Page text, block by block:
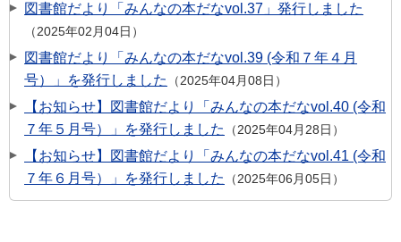
図書館だより「みんなの本だなvol.37」発行しました
2025年02月04日
図書館だより「みんなの本だなvol.39 (令和７年４月
号）」を発行しました
2025年04月08日
【お知らせ】図書館だより「みんなの本だなvol.40 (令和
７年５月号）」を発行しました
2025年04月28日
【お知らせ】図書館だより「みんなの本だなvol.41 (令和
７年６月号）」を発行しました
2025年06月05日